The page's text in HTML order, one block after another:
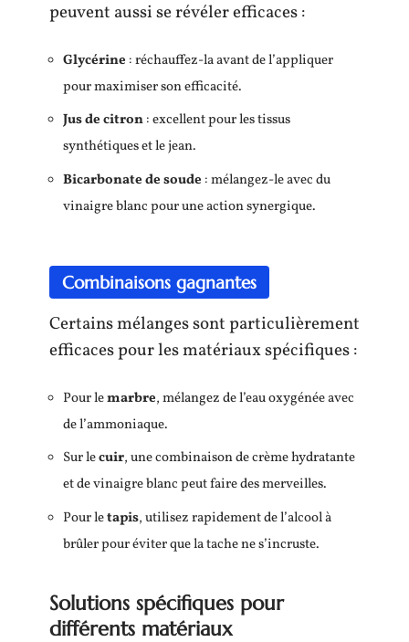
peuvent aussi se révéler efficaces :
Glycérine : réchauffez-la avant de l’appliquer
pour maximiser son efficacité.
Jus de citron: excellent pour les tissus
synthétiques et le jean.
Bicarbonate de soude : mélangez-le avec du
vinaigre blanc pour une action synergique.
Combinaisons gagnantes
Certains mélanges sont particulièrement
efficaces pour les matériaux spécifiques :
Pour lemarbre, mélangez de l’eau oxygénée avec
de l’ammoniaque.
Sur lecuir, une combinaison de crème hydratante
et de vinaigre blanc peut faire des merveilles.
Pour letapis, utilisez rapidement de l’alcool à
brûler pour éviter que la tache ne s’incruste.
Solutions spécifiques pour
différents matériaux